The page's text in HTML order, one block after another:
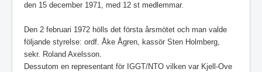
den 15 december 1971, med 12 st medlemmar.
Den 2 februari 1972 hölls det första årsmötet och man valde
följande styrelse: ordf. Åke Ågren, kassör Sten Holmberg,
sekr. Roland Axelsson.
Dessutom en representant för IGGT/NTO vilken var Kjell-Ove